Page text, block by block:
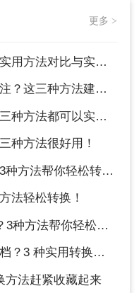
更多 >
操指南（附详细表格）！
三种方法建议收藏！
都可以实现批量转换
种方法很好用！
法帮你轻松转换！
法轻松转换！
方法帮你轻松转换!
法，完美保留原文档格式！
方法赶紧收藏起来